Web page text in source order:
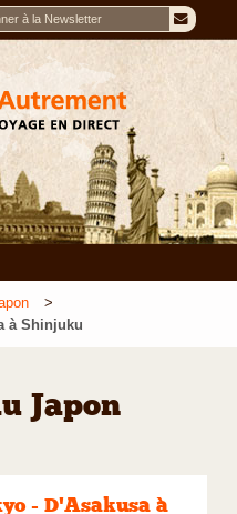
à Shinjuku
Japon
- D'Asakusa à